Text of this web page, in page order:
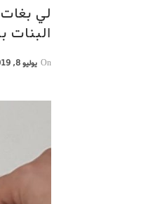
لي
البنات
On يوليو 8, 2019